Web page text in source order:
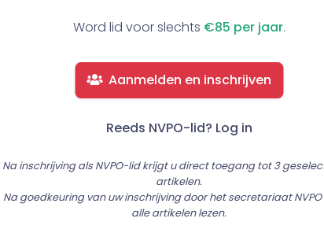
Word lid voor slechts €85 per jaar.
Aanmelden en inschrijven
Reeds NVPO-lid? Log in
Na inschrijving als NVPO-lid krijgt u direct toegang tot 3
artikelen.
Na goedkeuring van uw inschrijving door het secretariaat NVPO
alle artikelen lezen.